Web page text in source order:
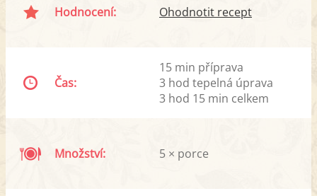
Hodnocení: Ohodnotit recept
Čas:
15 min příprava
3 hod tepelná úprava
3 hod 15 min celkem
Množství: 5 × porce